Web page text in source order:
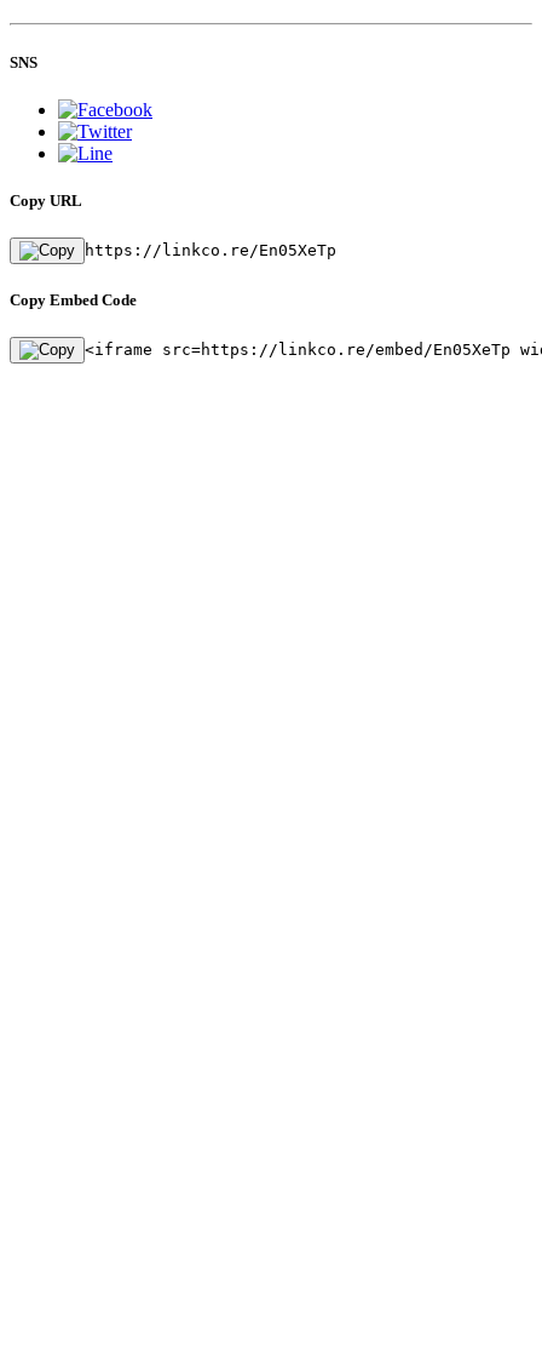
SNS
Copy URL
https://linkco.re/En05XeTp
Copy Embed Code
<iframe src=https://linkco.re/embed/En05XeTp